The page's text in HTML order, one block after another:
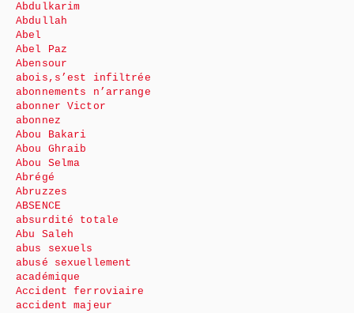
Abdulkarim
Abdullah
Abel
Abel Paz
Abensour
abois,s’est infiltrée
abonnements n’arrange
abonner Victor
abonnez
Abou Bakari
Abou Ghraib
Abou Selma
Abrégé
Abruzzes
ABSENCE
absurdité totale
Abu Saleh
abus sexuels
abusé sexuellement
académique
Accident ferroviaire
accident majeur